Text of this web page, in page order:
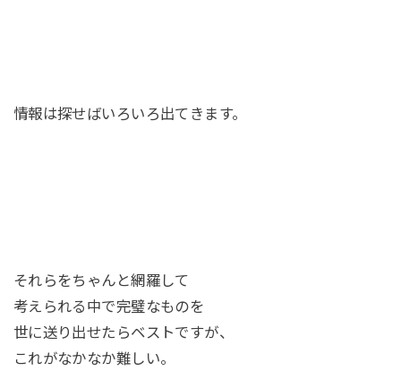
情報は探せばいろいろ出てきます。
それらをちゃんと網羅して
考えられる中で完璧なものを
世に送り出せたらベストですが、
これがなかなか難しい。